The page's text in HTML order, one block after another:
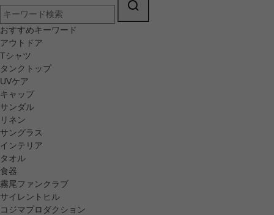
おすすめキーワード
アウトドア
Tシャツ
タンクトップ
UVケア
キャップ
サンダル
リネン
サングラス
インテリア
タオル
食器
霧尾ファンクラブ
サイレントヒル
コジマプロダクション